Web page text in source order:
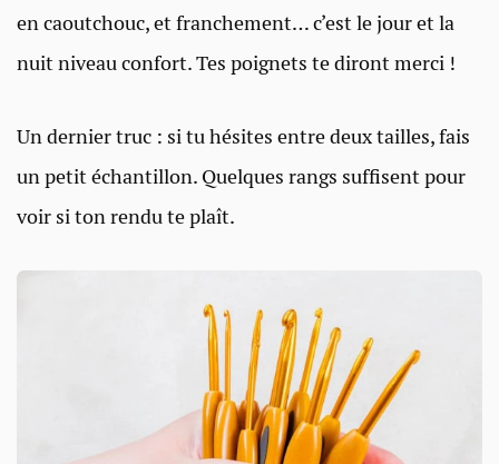
en caoutchouc, et franchement… c’est le jour et la
nuit niveau confort. Tes poignets te diront merci !
Un dernier truc : si tu hésites entre deux tailles, fais
un petit échantillon. Quelques rangs suffisent pour
voir si ton rendu te plaît.